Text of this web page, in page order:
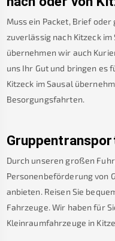
Muss ein Packet, Brief
zuverlässig nach Kitzeck im
übernehmen wir auch
uns Ihr Gut und bringen es
Kitzeck im Sausal
Besorgungsfahrten.
Durch unseren großen
Personenbeförderung von
anbieten. Reisen Sie
Fahrzeuge. Wir haben für
Kleinraumfahrzeuge in